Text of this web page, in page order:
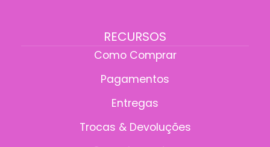
RECURSOS
Como Comprar
Pagamentos
Entregas
Trocas & Devoluções